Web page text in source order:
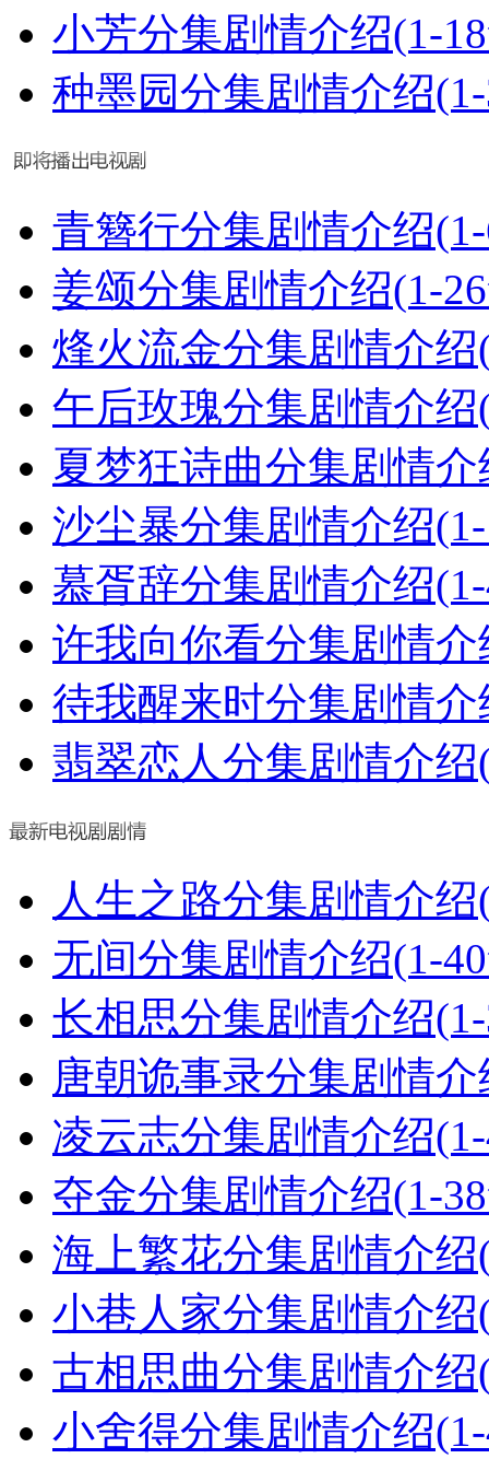
小芳分集剧情介绍(1-
种墨园分集剧情介绍
青簪行分集剧情介绍
姜颂分集剧情介绍(1-
烽火流金分集剧情介
午后玫瑰分集剧情介
夏梦狂诗曲分集剧情
沙尘暴分集剧情介绍
慕胥辞分集剧情介绍
许我向你看分集剧情
待我醒来时分集剧情
翡翠恋人分集剧情介
人生之路分集剧情介
无间分集剧情介绍(1-
长相思分集剧情介绍
唐朝诡事录分集剧情
凌云志分集剧情介绍
夺金分集剧情介绍(1-
海上繁花分集剧情介
小巷人家分集剧情介
古相思曲分集剧情介
小舍得分集剧情介绍